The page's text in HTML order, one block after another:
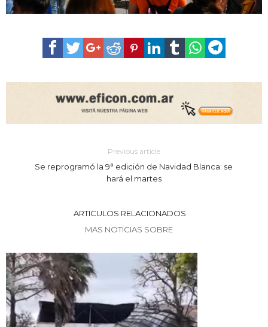
Previous article
Se reprogramó la 9° edición de Navidad Blanca: se
hará el martes
ARTICULOS RELACIONADOS
MAS NOTICIAS SOBRE